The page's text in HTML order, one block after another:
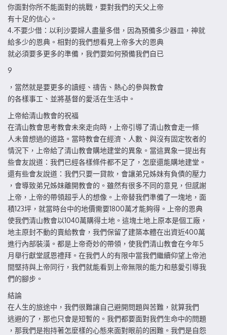
你面對你所不能面對的挑戰，要對我們的天父上帝
有十足的信心。
4.不要少借：以利沙要婦人盡量多借，因為預備多少器皿，神就
給多少的恩典。相對的我們想看見上帝多大的恩典
就必須要多更多的準備，我們要如何預備我們自已
9
，當然就是要更多的讀經、禱告、熱心的參與教會
的各樣事工、並將基督的愛活在生活中。
上帝給清山教會的祝福
在清山教會思考教會未來走向時，上帝引導了清山教會走一條
人未曾想過的道路。當時教會在經濟、人數、與沒有固定牧者的
情況下，上帝給了清山教會購地建堂的異象。當這異象一提出有
些會友說道：我們已經各樣條件都不足了，怎麼還能購地建堂。
還有些會友說道：我們只要一貸款，會讓弟兄姊妹有負債的壓力
，會導致弟兄姊妹離開教會的。雖然有很多不同的意見，但感謝
上帝，上帝的帶領超乎人的想像。上帝替我們準備了一塊地，面
積123坪，就當時台中的地價需要1800萬才能夠得。上帝的恩典
使我們清山教會以1040萬購得土地。這塊土地上原本是個工廠，
地主原封不動的賣給教會，我們保留了建築本體在出資近400萬
進行內部裝潢。都是上帝奇妙的帶領，使我們清山教會在今年5
月舉行獻堂感恩禮拜。在我們人的有限中當我們繼續仰望上帝池
間堅持與上帝同行，我們就能看到上帝無限的能力和慈愛引導我
們的腳步。
結論
在人生的旅途中，我們很難讓自己避開問題與苦難，就算我們
逃避的了，那也只會是短暫的。我們都要面對我們生命中的問題
，那我們是抱持著怎麼樣的心態來面對眼前的困難。我們是自怨